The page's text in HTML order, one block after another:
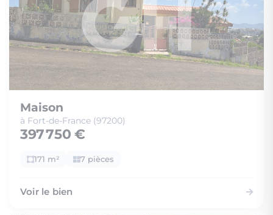
Maison
à Fort-de-France (97200)
397 750 €
171 m² 7 pièces
Voir le bien